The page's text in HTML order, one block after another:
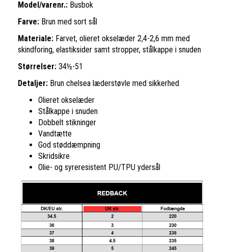
Model/varenr.: Busbok
Farve: Brun med sort sål
Materiale: Farvet, olieret okselæder 2,4-2,6 mm med
skindforing, elastiksider samt stropper, stålkappe i snuden
Størrelser: 34½-51
Detaljer: Brun chelsea læderstøvle med sikkerhed
Olieret okselæder
Stålkappe i snuden
Dobbelt stikninger
Vandtætte
God støddæmpning
Skridsikre
Olie- og syreresistent PU/TPU ydersål